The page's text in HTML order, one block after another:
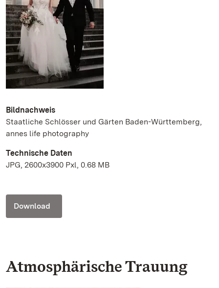
Bildnachweis
Staatliche Schlösser und Gärten Baden-Württemberg,
annes life photography
Technische Daten
JPG, 2600x3900 Pxl, 0.68 MB
Download
Atmosphärische Trauung